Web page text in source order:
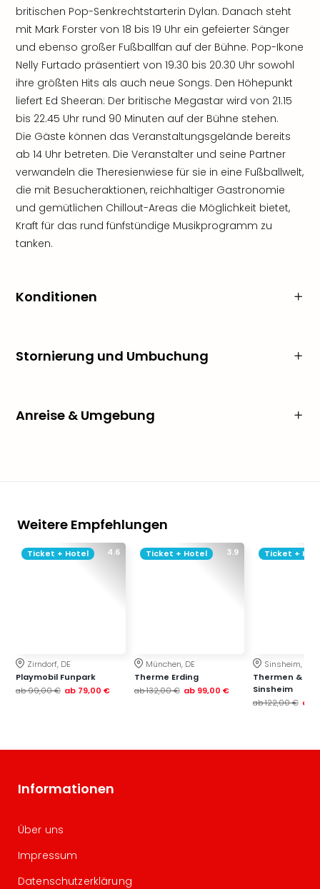
britischen Pop-Senkrechtstarterin Dylan. Danach steht
mit Mark Forster von 18 bis 19 Uhr ein gefeierter Sänger
und ebenso großer Fußballfan auf der Bühne. Pop-Ikone
Nelly Furtado präsentiert von 19.30 bis 20.30 Uhr sowohl
ihre größten Hits als auch neue Songs. Den Höhepunkt
liefert Ed Sheeran: Der britische Megastar wird von 21.15
bis 22.45 Uhr rund 90 Minuten auf der Bühne stehen.
Die Gäste können das Veranstaltungsgelände bereits
ab 14 Uhr betreten. Die Veranstalter und seine Partner
verwandeln die Theresienwiese für sie in eine Fußballwelt,
die mit Besucheraktionen, reichhaltiger Gastronomie
und gemütlichen Chillout-Areas die Möglichkeit bietet,
Kraft für das rund fünfstündige Musikprogramm zu
tanken.
Konditionen
Stornierung und Umbuchung
Anreise & Umgebung
Weitere Empfehlungen
4.6
Ticket + Hotel
Zirndorf, DE
Playmobil Funpark
ab99,00 € ab 79,00 €
3.9
Ticket + Hotel
München, DE
Therme Erding
ab132,00 € ab 99,00 €
Ticket +
Sinsheim, DE
Thermen &
Sinsheim
ab122,00 € ab
Informationen
Über uns
Impressum
Datenschutzerklärung